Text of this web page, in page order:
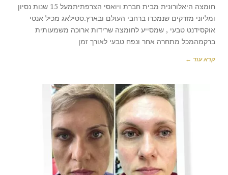
חומצה היאלורונית מבית חברת ויואסי הצרפתיתמעל 15 שנות נסיון
ומליוני מזרקים שנמכרו ברחבי העולם ובארץ.סטילאג מכיל אנטי
אוקסידנט טבעי , שמסייע לחומצה שרידות ארוכה משמעותית
ברקמהמכל מתחרה אחר ונפח טבעי לאורך זמן
קרא עוד ←